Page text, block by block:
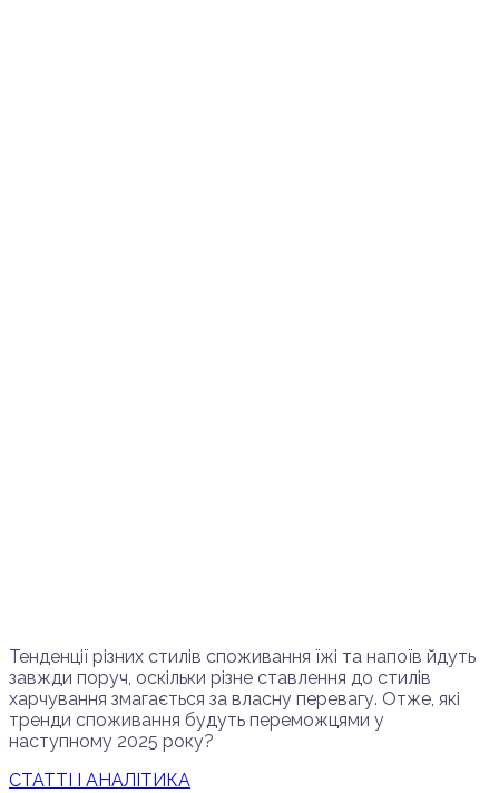
Тенденції різних стилів споживання їжі та напоїв йдуть
завжди поруч, оскільки різне ставлення до стилів
харчування змагається за власну перевагу. Отже, які
тренди споживання будуть переможцями у
наступному 2025 року?
СТАТТІ І АНАЛІТИКА